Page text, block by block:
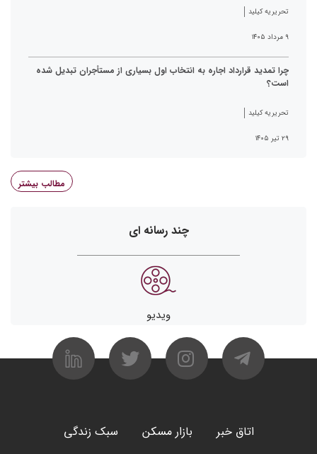
تحریریه کیلید
۹ مرداد ۱۴۰۵
چرا تمدید قرارداد اجاره به انتخاب اول بسیاری از مستأجران تبدیل شده
است؟
تحریریه کیلید
۲۹ تیر ۱۴۰۵
مطالب بیشتر
چند رسانه ای
ویدیو
اتاق خبر بازار مسکن سبک زندگی